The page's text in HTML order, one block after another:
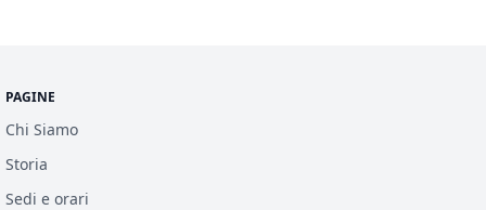
PAGINE
Chi Siamo
Storia
Sedi e orari